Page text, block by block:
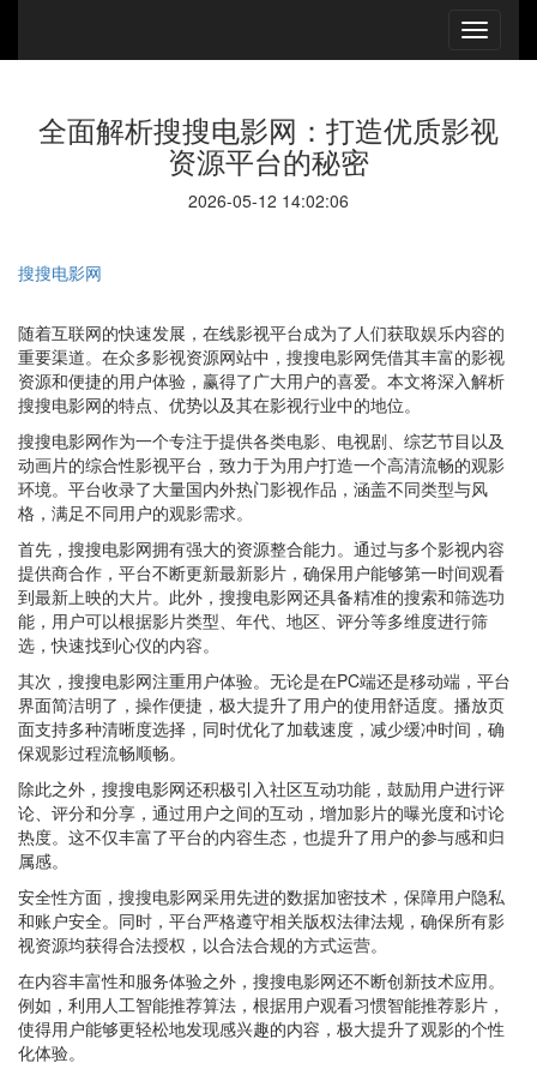
全面解析搜搜电影网：打造优质影视
资源平台的秘密
2026-05-12 14:02:06
搜搜电影网
随着互联网的快速发展，在线影视平台成为了人们获取娱乐内容的
重要渠道。在众多影视资源网站中，搜搜电影网凭借其丰富的影视
资源和便捷的用户体验，赢得了广大用户的喜爱。本文将深入解析
搜搜电影网的特点、优势以及其在影视行业中的地位。
搜搜电影网作为一个专注于提供各类电影、电视剧、综艺节目以及
动画片的综合性影视平台，致力于为用户打造一个高清流畅的观影
环境。平台收录了大量国内外热门影视作品，涵盖不同类型与风
格，满足不同用户的观影需求。
首先，搜搜电影网拥有强大的资源整合能力。通过与多个影视内容
提供商合作，平台不断更新最新影片，确保用户能够第一时间观看
到最新上映的大片。此外，搜搜电影网还具备精准的搜索和筛选功
能，用户可以根据影片类型、年代、地区、评分等多维度进行筛
选，快速找到心仪的内容。
其次，搜搜电影网注重用户体验。无论是在PC端还是移动端，平台
界面简洁明了，操作便捷，极大提升了用户的使用舒适度。播放页
面支持多种清晰度选择，同时优化了加载速度，减少缓冲时间，确
保观影过程流畅顺畅。
除此之外，搜搜电影网还积极引入社区互动功能，鼓励用户进行评
论、评分和分享，通过用户之间的互动，增加影片的曝光度和讨论
热度。这不仅丰富了平台的内容生态，也提升了用户的参与感和归
属感。
安全性方面，搜搜电影网采用先进的数据加密技术，保障用户隐私
和账户安全。同时，平台严格遵守相关版权法律法规，确保所有影
视资源均获得合法授权，以合法合规的方式运营。
在内容丰富性和服务体验之外，搜搜电影网还不断创新技术应用。
例如，利用人工智能推荐算法，根据用户观看习惯智能推荐影片，
使得用户能够更轻松地发现感兴趣的内容，极大提升了观影的个性
化体验。